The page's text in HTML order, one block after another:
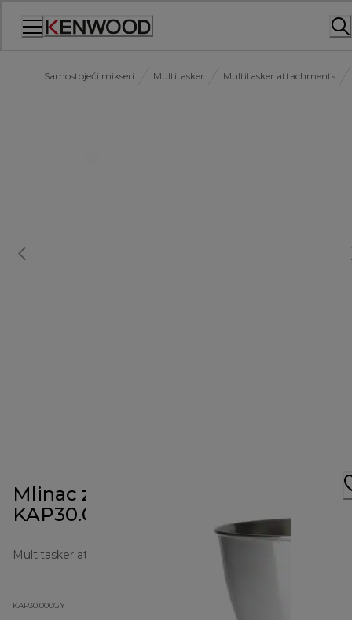
Samostojeći mikseri Multitasker Multitasker attachments
Mlinac za Prospero+
KAP30.000GY
Multitasker attachments
KAP30.000GY